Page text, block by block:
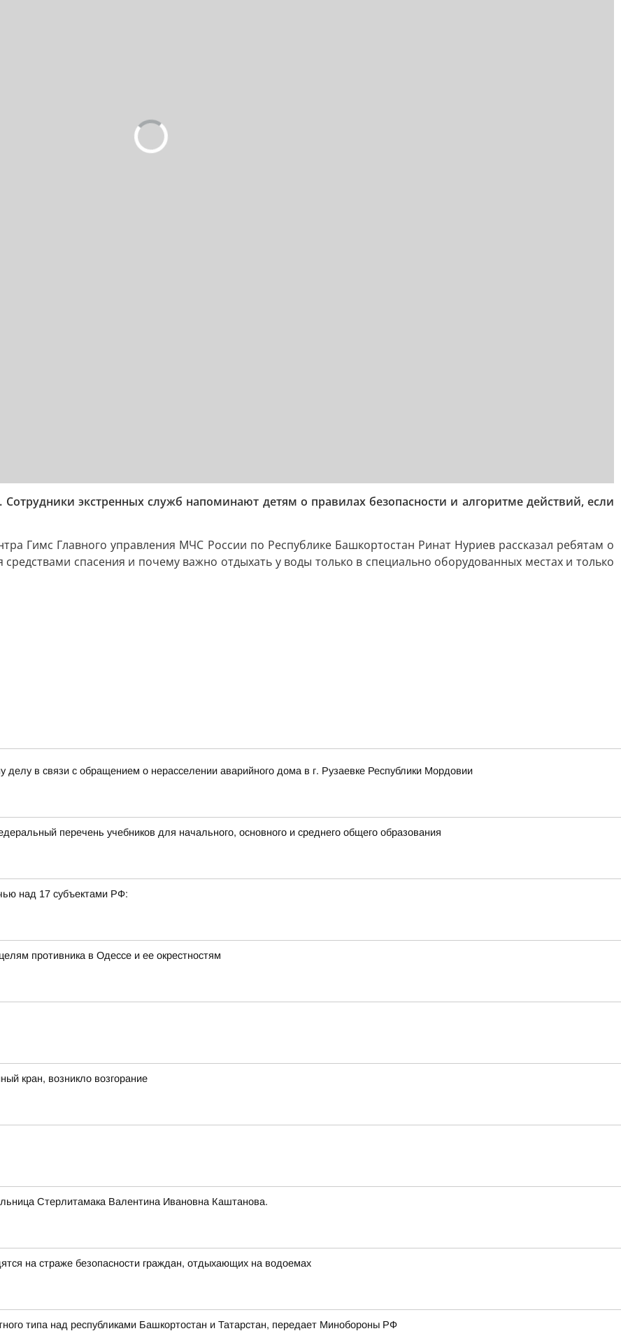
экстренных служб напоминают детям о правилах безопасности и алгоритме действий, если
Гимс Главного управления МЧС России по Республике Башкортостан Ринат Нуриев рассказал ребятам о
средствами спасения и почему важно отдыхать у воды только в специально оборудованных местах и только
в связи с обращением о нерасселении аварийного дома в г. Рузаевке Республики Мордовии
перечень учебников для начального, основного и среднего общего образования
над 17 субъектами РФ:
противника в Одессе и ее окрестностям
кран, возникло возгорание
Стерлитамака Валентина Ивановна Каштанова.
на страже безопасности граждан, отдыхающих на водоемах
типа над республиками Башкортостан и Татарстан, передает Минобороны РФ